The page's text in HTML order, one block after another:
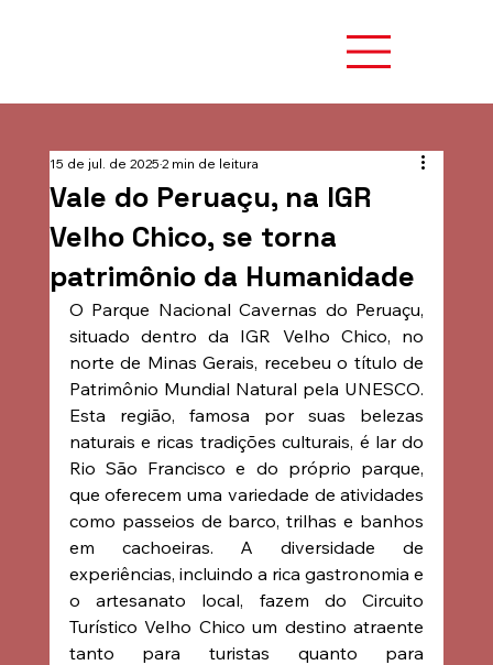
Vale do Peruaçu, na IGR
Velho Chico, se torna
patrimônio da Humanidade
15 de jul. de 20252 min de leitura
O Parque Nacional Cavernas do Peruaçu,
situado dentro da IGR Velho Chico, no
norte de Minas Gerais, recebeu o título de
Patrimônio Mundial Natural pela UNESCO.
Esta região, famosa por suas belezas
naturais e ricas tradições culturais, é lar do
Rio São Francisco e do próprio parque,
que oferecem uma variedade de atividades
como passeios de barco, trilhas e banhos
em cachoeiras. A diversidade de
experiências, incluindo a rica gastronomia e
o artesanato local, fazem do Circuito
Turístico Velho Chico um destino atraente
tanto para turistas quanto para